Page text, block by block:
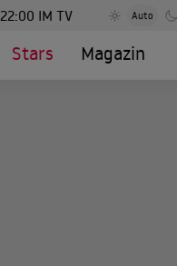
22:00 IM TV Auto
Stars Magazin